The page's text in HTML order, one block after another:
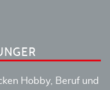
Hobby, Beruf und